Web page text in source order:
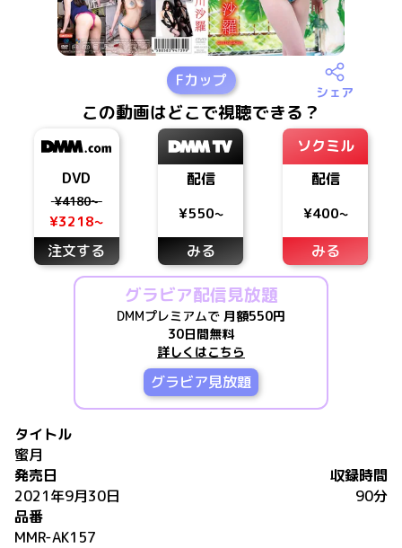
Fカップ
シェア
この動画はどこで視聴できる？
DVD
¥4180~
¥3218~
注文する
配信
¥550~
みる
ソクミル
配信
¥400~
みる
グラビア配信見放題
DMMプレミアムで 月額550円
30日間無料
詳しくはこちら
グラビア見放題
タイトル
蜜月
発売日
2021年9月30日
収録時間
90分
品番
MMR-AK157